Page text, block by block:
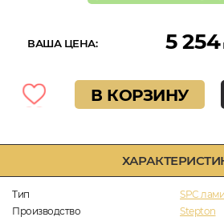
Тип
SPC
Производство
Stepton
ВАША ЦЕНА: 5 254
В КОРЗИНУ